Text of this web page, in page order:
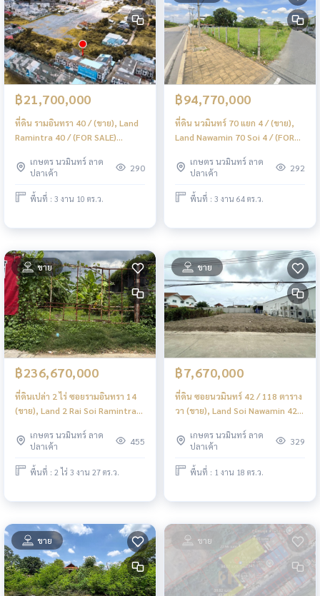
฿21,700,000
ที่ดิน รามอินทรา 40 / (ขาย), Land
Ramintra 40 / (FOR SALE)
เกษตร นวมินทร์ ลาด
ปลาเค้า
290
พื้นที่ : 3 งาน 10 ตร.ว.
฿94,770,000
ที่ดิน นวมินทร์ 70 แยก 4 / (ขาย),
Land Nawamin 70 Soi 4 / (FOR
เกษตร นวมินทร์ ลาด
ปลาเค้า
292
พื้นที่ : 3 งาน 64 ตร.ว.
ขาย
฿236,670,000
ที่ดินเปล่า 2 ไร่ ซอยรามอินทรา 14
(ขาย), Land 2 Rai Soi Ramintra
เกษตร นวมินทร์ ลาด
ปลาเค้า
455
พื้นที่ : 2 ไร่ 3 งาน 27 ตร.ว.
ขาย
฿7,670,000
ที่ดิน ซอยนวมินทร์ 42 / 118 ตาราง
วา (ขาย), Land Soi Nawamin 42 /
TPM045
เกษตร นวมินทร์ ลาด
ปลาเค้า
329
พื้นที่ : 1 งาน 18 ตร.ว.
ขาย ขาย